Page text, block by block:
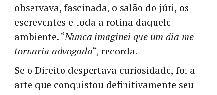
observava, fascinada, o salão do júri, os
escreventes e toda a rotina daquele
ambiente. “Nunca imaginei que um dia me
tornaria advogada“, recorda.
Se o Direito despertava curiosidade, foi a
arte que conquistou definitivamente seu